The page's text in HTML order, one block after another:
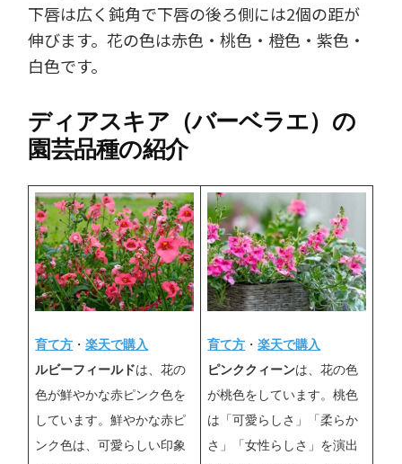
下唇は広く鈍角で下唇の後ろ側には2個の距が
伸びます。花の色は赤色・桃色・橙色・紫色・
白色です。
ディアスキア（バーベラエ）の
園芸品種の紹介
育て方 ・楽天で購入
ルビーフィールドは、花の
色が鮮やかな赤ピンク色を
しています。鮮やかな赤ピ
ンク色は、可愛らしい印象
育て方 ・楽天で購入
ピンククィーンは、花の色
が桃色をしています。桃色
は「可愛らしさ」「柔らか
さ」「女性らしさ」を演出